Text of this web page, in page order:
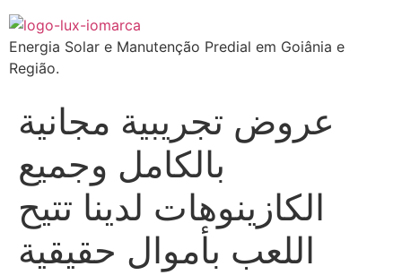
Energia Solar e Manutenção Predial em Goiânia e
Região.
عروض تجريبية مجانية
بالكامل وجميع
الكازينوهات لدينا تتيح
اللعب بأموال حقيقية